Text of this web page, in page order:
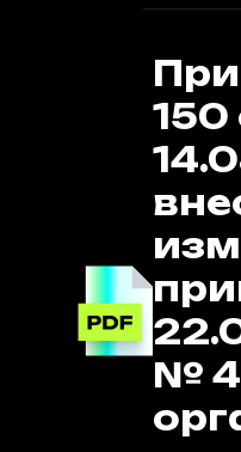
150
№